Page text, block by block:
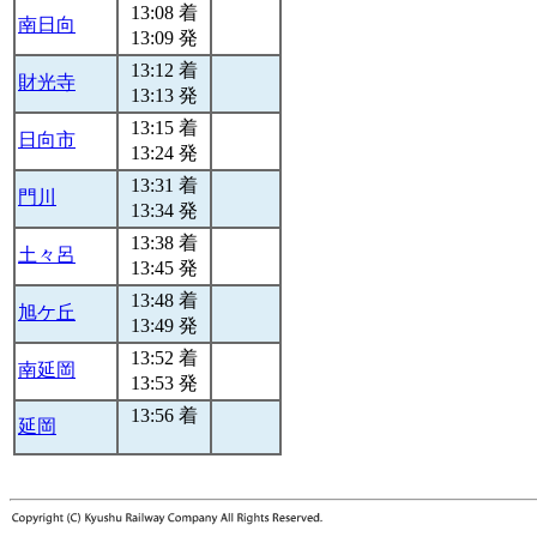
南日向
13:08 着
13:09 発
財光寺
13:12 着
13:13 発
日向市
13:15 着
13:24 発
門川
13:31 着
13:34 発
土々呂
13:38 着
13:45 発
旭ケ丘
13:48 着
13:49 発
南延岡
13:52 着
13:53 発
延岡
13:56 着